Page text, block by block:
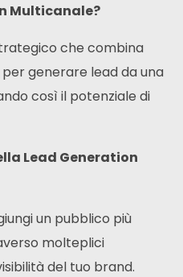
Multicanale?
che combina
generare lead da una
così il potenziale di
Lead Generation
un pubblico più
molteplici
del tuo brand.